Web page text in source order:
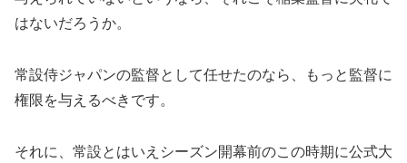
はないだろうか。
常設侍ジャパンの監督として任せたのなら、もっと監督に
権限を与えるべきです。
それに、常設とはいえシーズン開幕前のこの時期に公式大